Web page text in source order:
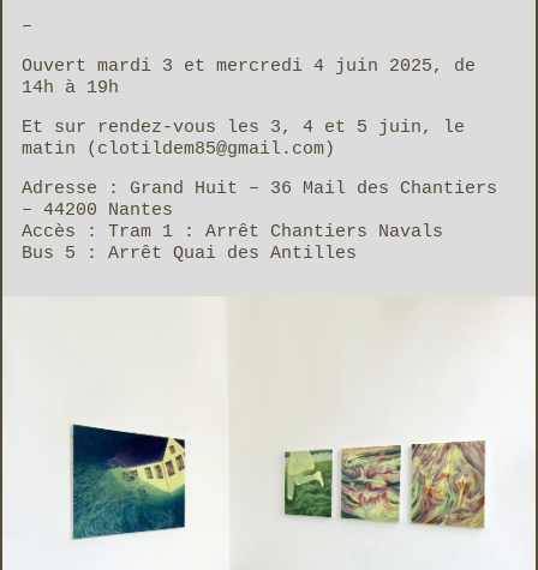
–
Ouvert mardi 3 et mercredi 4 juin 2025, de
14h à 19h
Et sur rendez-vous les 3, 4 et 5 juin, le
matin ( clotildem85@gmail.com)
Adresse : Grand Huit – 36 Mail des Chantiers
– 44200 Nantes
Accès : Tram 1 : Arrêt Chantiers Navals
Bus 5 : Arrêt Quai des Antilles